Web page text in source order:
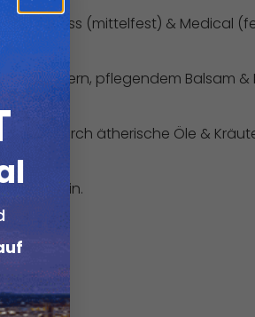
Wellness (mittelfest) & Medical
Kräutern, pflegendem Balsam &
durch ätherische Öle &
30 Min.